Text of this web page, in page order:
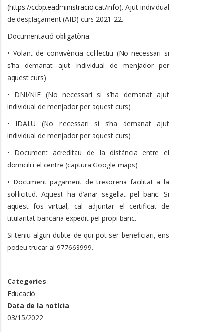
(https://ccbp.eadministracio.cat/info). Ajut individual
de desplaçament (AID) curs 2021-22.
Documentació obligatòria:
• Volant de convivència col·lectiu (No necessari si
s’ha demanat ajut individual de menjador per
aquest curs)
• DNI/NIE (No necessari si s’ha demanat ajut
individual de menjador per aquest curs)
• IDALU (No necessari si s’ha demanat ajut
individual de menjador per aquest curs)
• Document acreditau de la distància entre el
domicili i el centre (captura Google maps)
• Document pagament de tresoreria facilitat a la
sol·licitud. Aquest ha d’anar segellat pel banc. Si
aquest fos virtual, cal adjuntar el certificat de
titularitat bancària expedit pel propi banc.
Si teniu algun dubte de qui pot ser beneficiari, ens
podeu trucar al 977668999.
Categories
Educació
Data de la notícia
03/15/2022